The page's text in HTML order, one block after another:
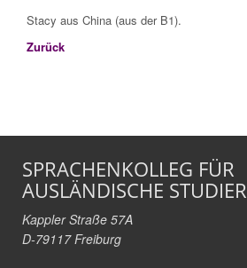
Stacy aus China (aus der B1).
Zurück
SPRACHENKOLLEG FÜR
AUSLÄNDISCHE
Kappler Straße 57A
D-79117 Freiburg